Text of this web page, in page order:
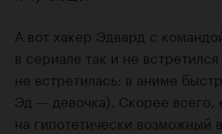
А вот хакер Эдвард с
в сериале так и не
не встретилась: в аниме
Эд — девочка). Скорее всего,
на гипотетически возможный